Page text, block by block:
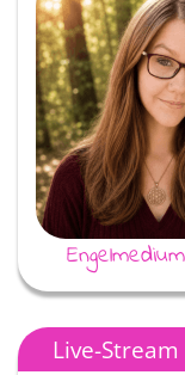
Live-